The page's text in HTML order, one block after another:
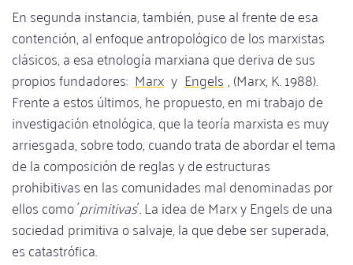
En segunda instancia, también, puse al frente de esa
contención, al enfoque antropológico de los marxistas
clásicos, a esa etnología marxiana que deriva de sus
propios fundadores: Marx y Engels, (Marx, K. 1988).
Frente a estos últimos, he propuesto, en mi trabajo de
investigación etnológica, que la teoría marxista es muy
arriesgada, sobre todo, cuando trata de abordar el tema
de la composición de reglas y de estructuras
prohibitivas en las comunidades mal denominadas por
ellos como ´primitivas´. La idea de Marx y Engels de una
sociedad primitiva o salvaje, la que debe ser superada,
es catastrófica.